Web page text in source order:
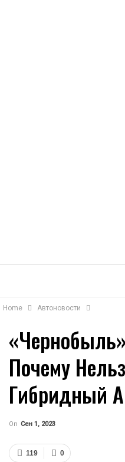
Home Автоновости
Почему
Гибридный
On Сен 1, 2023
0
119